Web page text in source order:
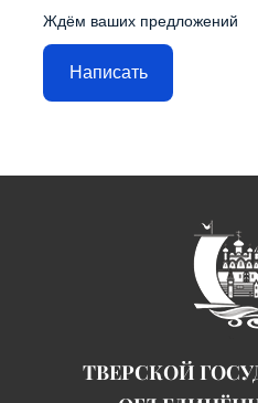
Ждём ваших предложений
Написать
ТВЕРСКОЙ